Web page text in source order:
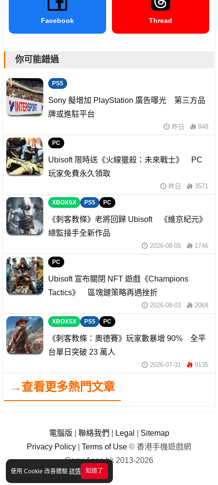
使用 Cookie 改善體驗 詳情 知道了
Facebook Thread
你可能錯過
PS5
Sony 擬增加 PlayStation 廣告曝光 第三方品
牌或進駐平台
昨日 848
PC
Ubisoft 限時送《火線獵殺：未來戰士》 PC
玩家免費永久領取
昨日 3571
XBOXSX PS5 PC
《刺客教條》老將回歸 Ubisoft 《維京紀元》
總監接手全新作品
2026-08-05 1746
PC
Ubisoft 宣布關閉 NFT 遊戲《Champions
Tactics》 區塊鏈策略再遇挫折
2026-08-03 2068
XBOXSX PS5 PC
《刺客教條：奧德賽》玩家數暴增 90% 全平
台單日突破 23 萬人
2026-07-31 9135
→查看更多熱門文章
電腦版 聯絡我們 Legal
Sitemap
Privacy Policy
Terms of Use © 香港手機遊戲網
GameApps.hk 2013-2026